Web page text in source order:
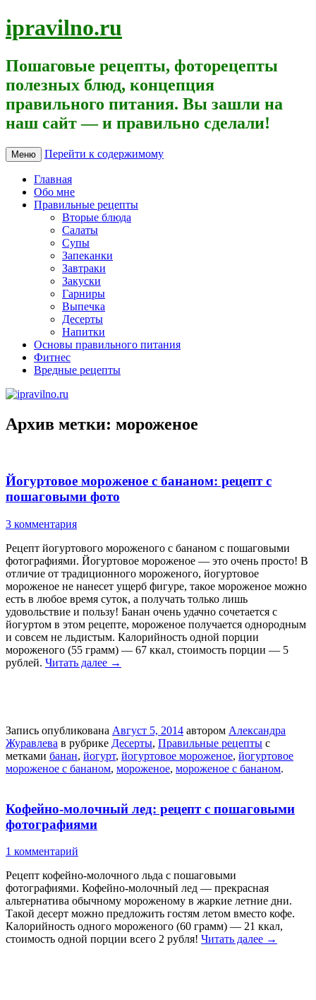
ipravilno.ru
Пошаговые рецепты, фоторецепты
полезных блюд, концепция
правильного питания. Вы зашли на
наш сайт — и правильно сделали!
Меню Перейти к содержимому
Главная
Обо мне
Правильные рецепты
Вторые блюда
Салаты
Супы
Запеканки
Завтраки
Закуски
Гарниры
Выпечка
Десерты
Напитки
Основы правильного питания
Фитнес
Вредные рецепты
Архив метки: мороженое
Йогуртовое мороженое с бананом: рецепт с
пошаговыми фото
3 комментария
Рецепт йогуртового мороженого с бананом с пошаговыми
фотографиями. Йогуртовое мороженое — это очень просто! В
отличие от традиционного мороженого, йогуртовое
мороженое не нанесет ущерб фигуре, такое мороженое можно
есть в любое время суток, а получать только лишь
удовольствие и пользу! Банан очень удачно сочетается с
йогуртом в этом рецепте, мороженое получается однородным
и совсем не льдистым. Калорийность одной порции
мороженого (55 грамм) — 67 ккал, стоимость порции — 5
рублей. Читать далее →
Запись опубликована Август 5, 2014 автором Александра
Журавлева в рубрике Десерты, Правильные рецепты с
метками банан, йогурт, йогуртовое мороженое, йогуртовое
мороженое с бананом, мороженое, мороженое с бананом.
Кофейно-молочный лед: рецепт с пошаговыми
фотографиями
1 комментарий
Рецепт кофейно-молочного льда с пошаговыми
фотографиями. Кофейно-молочный лед — прекрасная
альтернатива обычному мороженому в жаркие летние дни.
Такой десерт можно предложить гостям летом вместо кофе.
Калорийность одного мороженого (60 грамм) — 21 ккал,
стоимость одной порции всего 2 рубля! Читать далее →